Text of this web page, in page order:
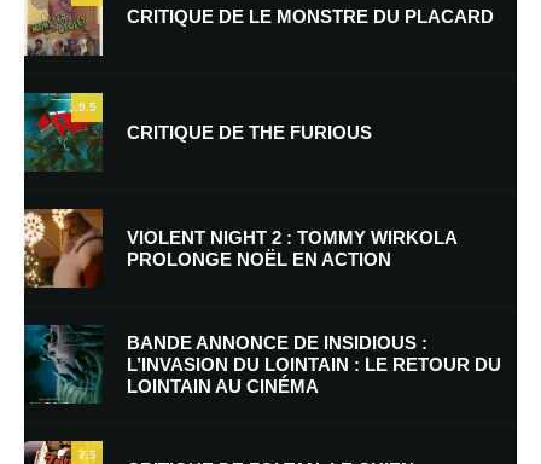
Nom*
E-mail
Enregistrer mon nom, mon e-mail et mon site dans le navigateur pour
mon prochain commentaire.
CRITIQUE DE LE MONSTRE DU PLACARD
9.5
CRITIQUE DE THE FURIOUS
VIOLENT NIGHT 2 : TOMMY WIRKOLA
PROLONGE NOËL EN ACTION
BANDE ANNONCE DE INSIDIOUS :
L’INVASION DU LOINTAIN : LE RETOUR DU
LOINTAIN AU CINÉMA
7.5